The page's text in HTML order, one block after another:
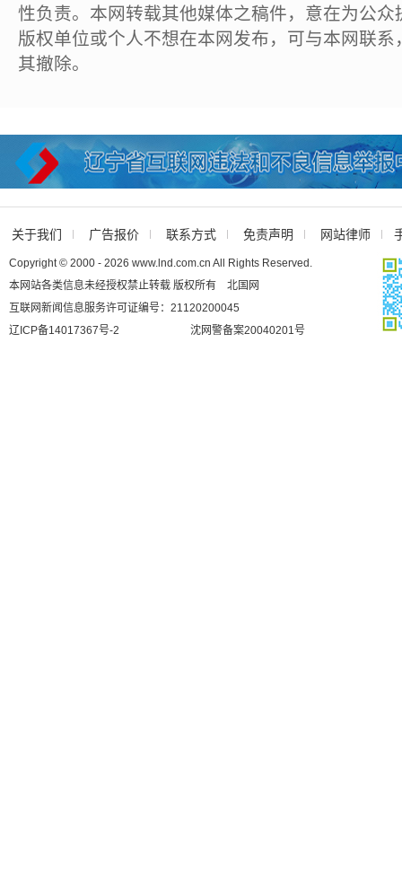
性负责。本网转载其他媒体之稿件，意在为公
版权单位或个人不想在本网发布，可与本网联
其撤除。
关于我们 广告报价 联系方式 免责声明 网站律师
Copyright © 2000 - 2026 www.lnd.com.cn All Rights Reserved.
本网站各类信息未经授权禁止转载 版权所有 北国网
互联网新闻信息服务许可证编号：21120200045
辽ICP备14017367号-2
沈网警备案20040201号